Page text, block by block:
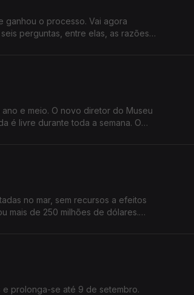
ganhou o processo. Vai agora
perguntas, entre elas, as razões
e meio. O novo diretor do Museu
é livre durante toda a semana. O
no mar, sem recursos a efeitos
mais de 250 milhões de dólares.
e prolonga-se até 9 de setembro.